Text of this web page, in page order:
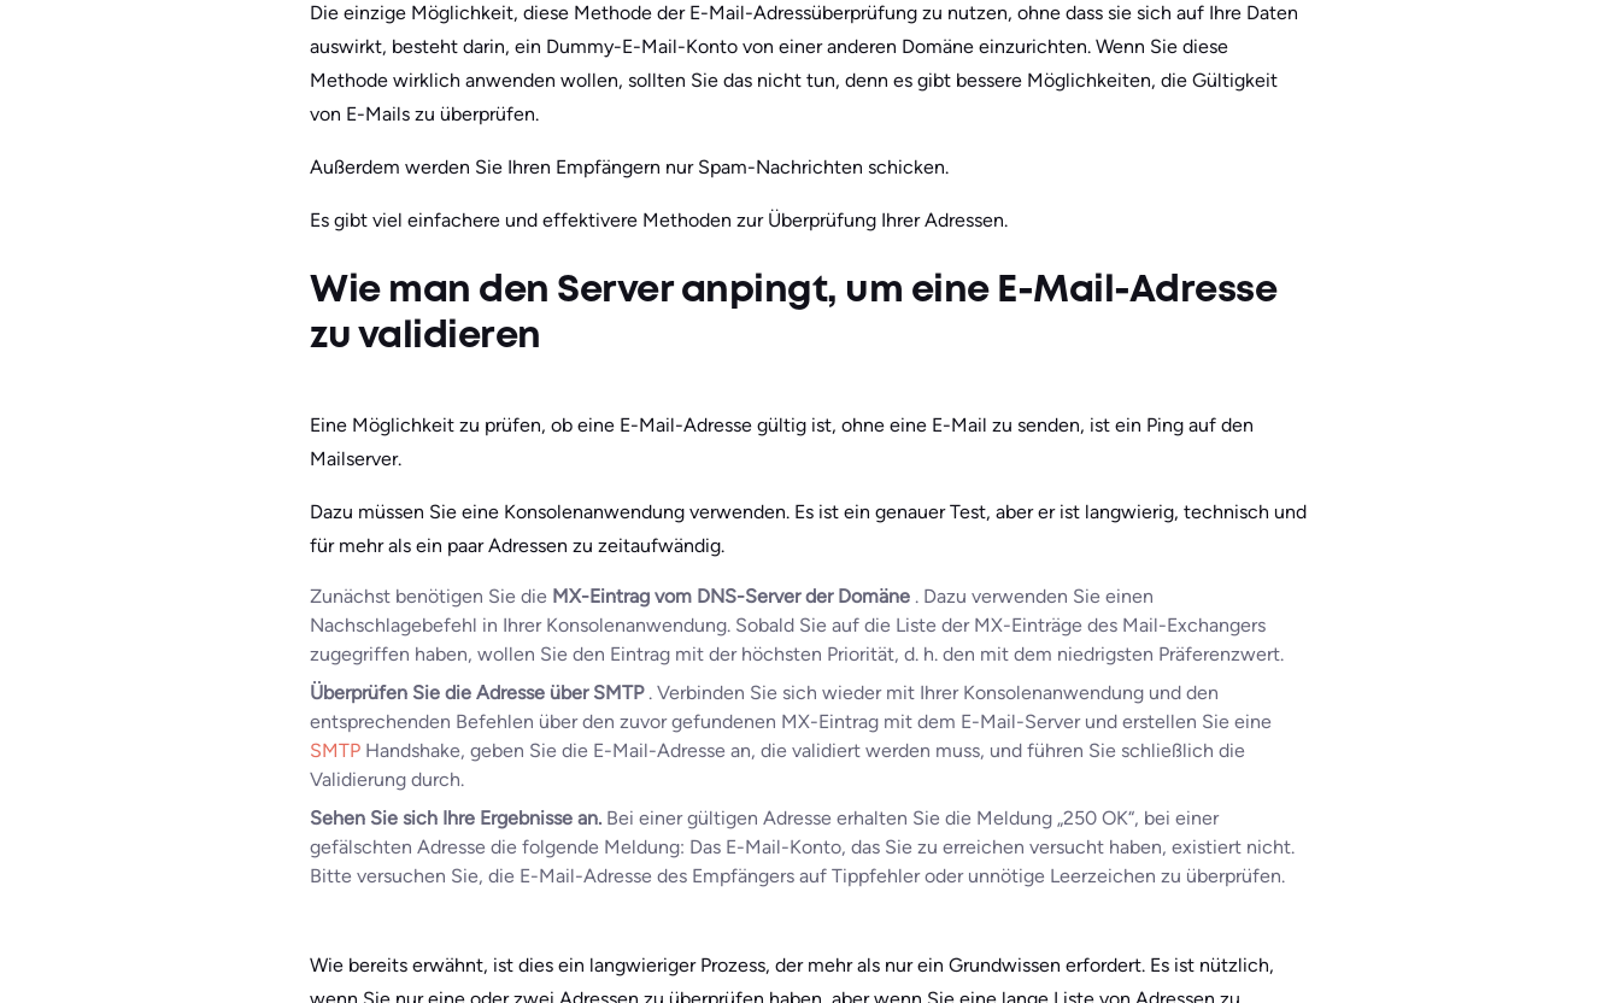
Die einzige Möglichkeit, diese Methode der E-Mail-Adressüberprüfung zu nutzen, ohne dass sie sich auf Ihre Daten
auswirkt, besteht darin, ein Dummy-E-Mail-Konto von einer anderen Domäne einzurichten. Wenn Sie diese
Methode wirklich anwenden wollen, sollten Sie das nicht tun, denn es gibt bessere Möglichkeiten, die Gültigkeit
von E-Mails zu überprüfen.
Außerdem werden Sie Ihren Empfängern nur Spam-Nachrichten schicken.
Es gibt viel einfachere und effektivere Methoden zur Überprüfung Ihrer Adressen.
Wie man den Server anpingt, um eine E-Mail-Adresse
zu validieren
Eine Möglichkeit zu prüfen, ob eine E-Mail-Adresse gültig ist, ohne eine E-Mail zu senden, ist ein Ping auf den
Mailserver.
Dazu müssen Sie eine Konsolenanwendung verwenden. Es ist ein genauer Test, aber er ist langwierig, technisch und
für mehr als ein paar Adressen zu zeitaufwändig.
Zunächst benötigen Sie die MX-Eintrag vom DNS-Server der Domäne . Dazu verwenden Sie einen
Nachschlagebefehl in Ihrer Konsolenanwendung. Sobald Sie auf die Liste der MX-Einträge des Mail-Exchangers
zugegriffen haben, wollen Sie den Eintrag mit der höchsten Priorität, d. h. den mit dem niedrigsten Präferenzwert.
Überprüfen Sie die Adresse über SMTP . Verbinden Sie sich wieder mit Ihrer Konsolenanwendung und den
entsprechenden Befehlen über den zuvor gefundenen MX-Eintrag mit dem E-Mail-Server und erstellen Sie eine
SMTP Handshake, geben Sie die E-Mail-Adresse an, die validiert werden muss, und führen Sie schließlich die
Validierung durch.
Sehen Sie sich Ihre Ergebnisse an. Bei einer gültigen Adresse erhalten Sie die Meldung „250 OK“, bei einer
gefälschten Adresse die folgende Meldung: Das E-Mail-Konto, das Sie zu erreichen versucht haben, existiert nicht.
Bitte versuchen Sie, die E-Mail-Adresse des Empfängers auf Tippfehler oder unnötige Leerzeichen zu überprüfen.
Wie bereits erwähnt, ist dies ein langwieriger Prozess, der mehr als nur ein Grundwissen erfordert. Es ist nützlich,
wenn Sie nur eine oder zwei Adressen zu überprüfen haben, aber wenn Sie eine lange Liste von Adressen zu